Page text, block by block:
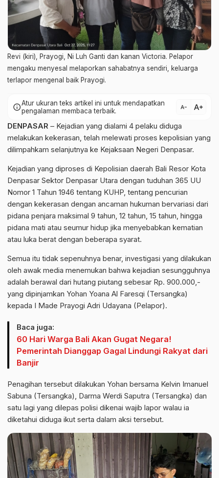
Revi (kiri), Prayogi, Ni Luh Ganti dan kanan Victoria. Pelapor
mengaku menyesal melaporkan sahabatnya sendiri, keluarga
terlapor mengenal baik Prayogi.
infoAtur ukuran teks artikel ini untuk mendapatkan
pengalaman membaca terbaik.
text_decrease text_increase
DENPASAR – Kejadian yang dialami 4 pelaku diduga
melakukan kekerasan, telah melewati proses kepolisian yang
dilimpahkam selanjutnya ke Kejaksaan Negeri Denpasar.
Kejadian yang diproses di Kepolisian daerah Bali Resor Kota
Denpasar Sektor Denpasar Utara dengan tuduhan 365 UU
Nomor 1 Tahun 1946 tentang KUHP, tentang pencurian
dengan kekerasan dengan ancaman hukuman bervariasi dari
pidana penjara maksimal 9 tahun, 12 tahun, 15 tahun, hingga
pidana mati atau seumur hidup jika menyebabkan kematian
atau luka berat dengan beberapa syarat.
Semua itu tidak sepenuhnya benar, investigasi yang dilakukan
oleh awak media menemukan bahwa kejadian sesungguhnya
adalah berawal dari hutang piutang sebesar Rp. 900.000,-
yang dipinjamkan Yohan Yoana Al Faresqi (Tersangka)
kepada I Made Prayogi Adri Udayana (Pelapor).
Baca juga:
60 Hari Warga Bali Akan Gugat Negara!
Pemerintah Dianggap Gagal Lindungi Rakyat dari
Banjir
Penagihan tersebut dilakukan Yohan bersama Kelvin Imanuel
Sabuna (Tersangka), Darma Werdi Saputra (Tersangka) dan
satu lagi yang dilepas polisi dikenai wajib lapor walau ia
diketahui diduga ikut serta dalam aksi tersebut.